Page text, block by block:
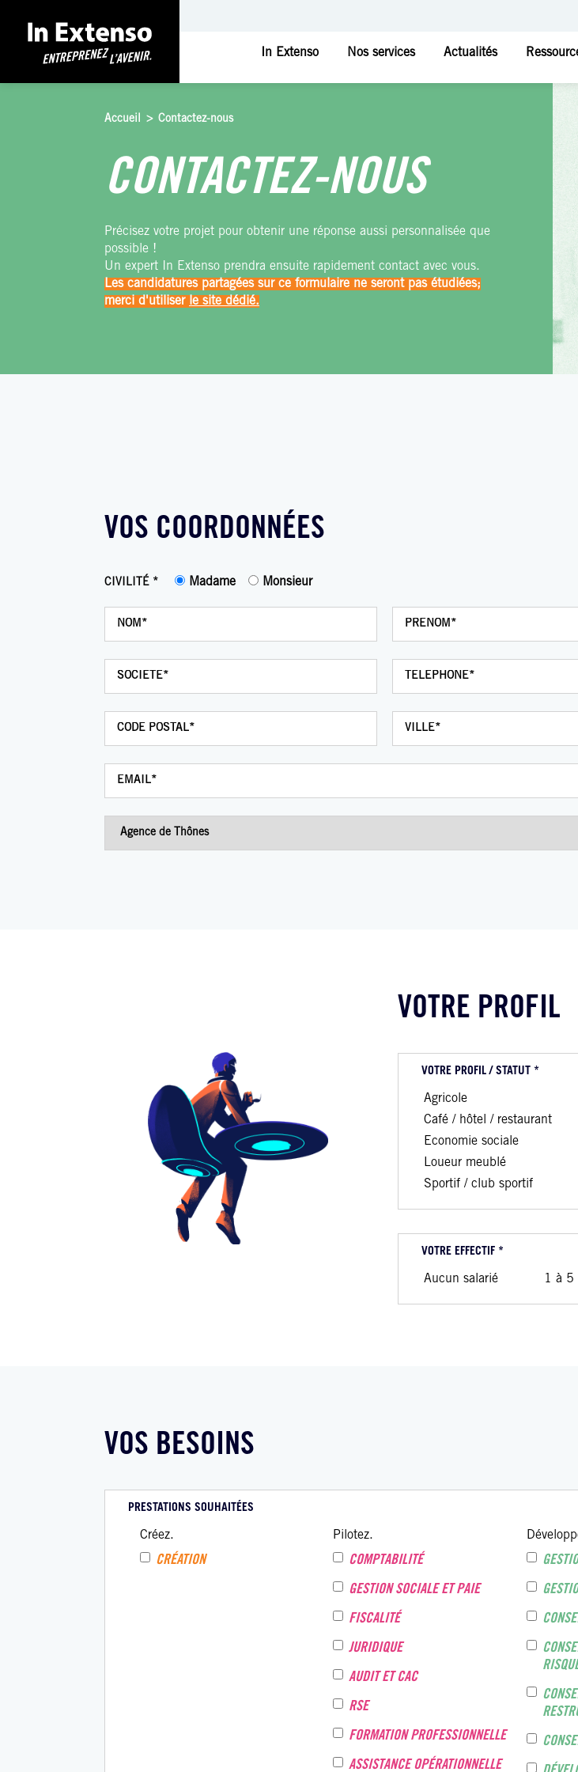
In Extenso Nos services Actualités
Accueil > Contactez-nous
CONTACTEZ-NOUS
Précisez votre projet pour obtenir une réponse aussi personnalisée que
possible !
Un expert In Extenso prendra ensuite rapidement contact avec vous.
Les candidatures partagées sur ce formulaire ne seront pas étudiées;
merci d'utiliser le site dédié.
VOS COORDONNÉES
CIVILITÉ * Madame Monsieur
VOTRE PROFIL
VOTRE PROFIL / STATUT *
Agricole
Café / hôtel / restaurant
Economie sociale
Loueur meublé
Sportif / club sportif
VOTRE EFFECTIF *
Aucun salarié 1 à 5
VOS BESOINS
PRESTATIONS SOUHAITÉES
Créez.
CRÉATION
Pilotez.
COMPTABILITÉ
GESTION SOCIALE ET PAIE
FISCALITÉ
JURIDIQUE
AUDIT ET CAC
RSE
FORMATION PROFESSIONNELLE
ASSISTANCE OPÉRATIONNELLE